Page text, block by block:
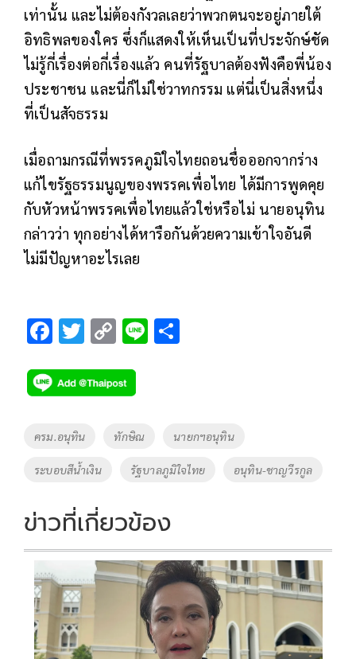
เท่านั้น และไม่ต้องกังวลเลยว่าพวกตนจะอยู่ภายใต้
อิทธิพลของใคร ซึ่งก็แสดงให้เห็นเป็นที่ประจักษ์ชัด
ไม่รู้กี่เรื่องต่อกี่เรื่องแล้ว คนที่รัฐบาลต้องฟังคือพี่น้อง
ประชาชน และนี่ก็ไม่ใช่วาทกรรม แต่นี่เป็นสิ่งหนึ่ง
ที่เป็นสัจธรรม
เมื่อถามกรณีที่พรรคภูมิใจไทยถอนชื่อออกจากร่าง
แก้ไขรัฐธรรมนูญของพรรคเพื่อไทย ได้มีการพูดคุย
กับหัวหน้าพรรคเพื่อไทยแล้วใช่หรือไม่ นายอนุทิน
กล่าวว่า ทุกอย่างได้หารือกันด้วยความเข้าใจอันดี
ไม่มีปัญหาอะไรเลย
F
e
b
o
k
T
tt
er
C
p
y
Li
Li
Tags
ครม.อนุทิน ทักษิณ นายกฯอนุทิน
ระบอบสีน้ำเงิน รัฐบาลภูมิใจไทย อนุทิน-ชาญวีรกูล
ข่าวที่เกี่ยวข้อง